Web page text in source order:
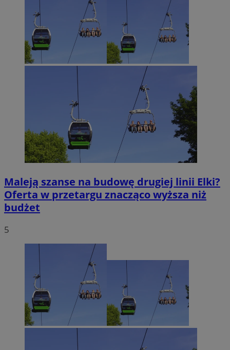
Maleją szanse na budowę drugiej linii Elki?
Oferta w przetargu znacząco wyższa niż
budżet
5